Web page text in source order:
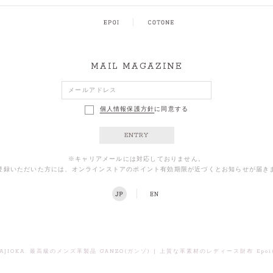
MAIL MAGAZINE
個人情報保護方針に同意する
ENTRY
※キャリアメールには対応しておりません。
いただいた方には、オンラインストアのポイント有効期限が近づくとお知らせが届き
AJIOKA. 最高級のメンズ革製品 GANZO(ガンゾ) | 上質な革素材のレディース財布